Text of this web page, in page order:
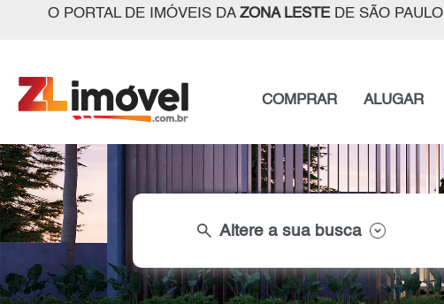
O PORTAL DE IMÓVEIS DA ZONA LESTEDE SÃO PAULO
COMPRAR ALUGAR
search Altere a sua busca